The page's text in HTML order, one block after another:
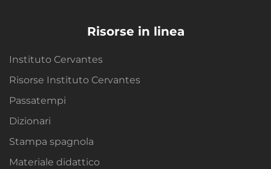
Risorse in linea
Instituto Cervantes
Risorse Instituto Cervantes
Passatempi
Dizionari
Stampa spagnola
Materiale didattico